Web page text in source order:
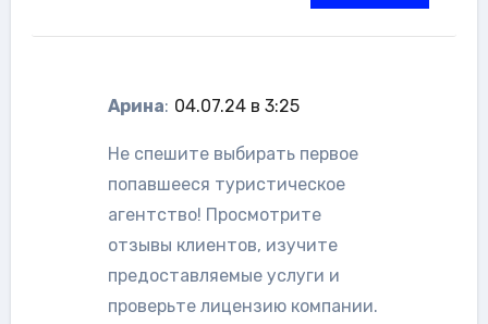
Арина: 04.07.24 в 3:25
Не спешите выбирать первое
попавшееся туристическое
агентство! Просмотрите
отзывы клиентов, изучите
предоставляемые услуги и
проверьте лицензию компании.